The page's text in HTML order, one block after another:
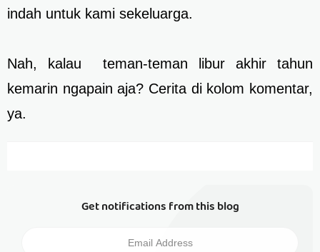
indah untuk kami sekeluarga.
Nah, kalau teman-teman libur akhir tahun
kemarin ngapain aja? Cerita di kolom komentar,
ya.
Get notifications from this blog